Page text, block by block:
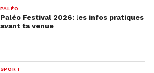
PALÉO
Paléo Festival 2026: les infos pratiques
avant ta venue
SPORT